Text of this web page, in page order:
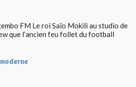
FM Le roi Saïo Mokili au studio de
que l’ancien feu follet du football